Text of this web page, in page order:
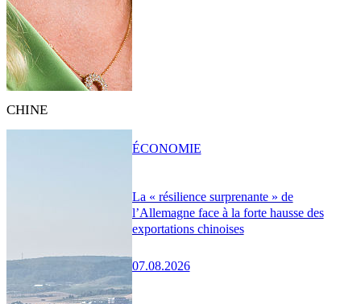
CHINE
La « résilience surprenante » de
l’Allemagne face à la forte hausse des
exportations chinoises
07.08.2026
ÉCONOMIE